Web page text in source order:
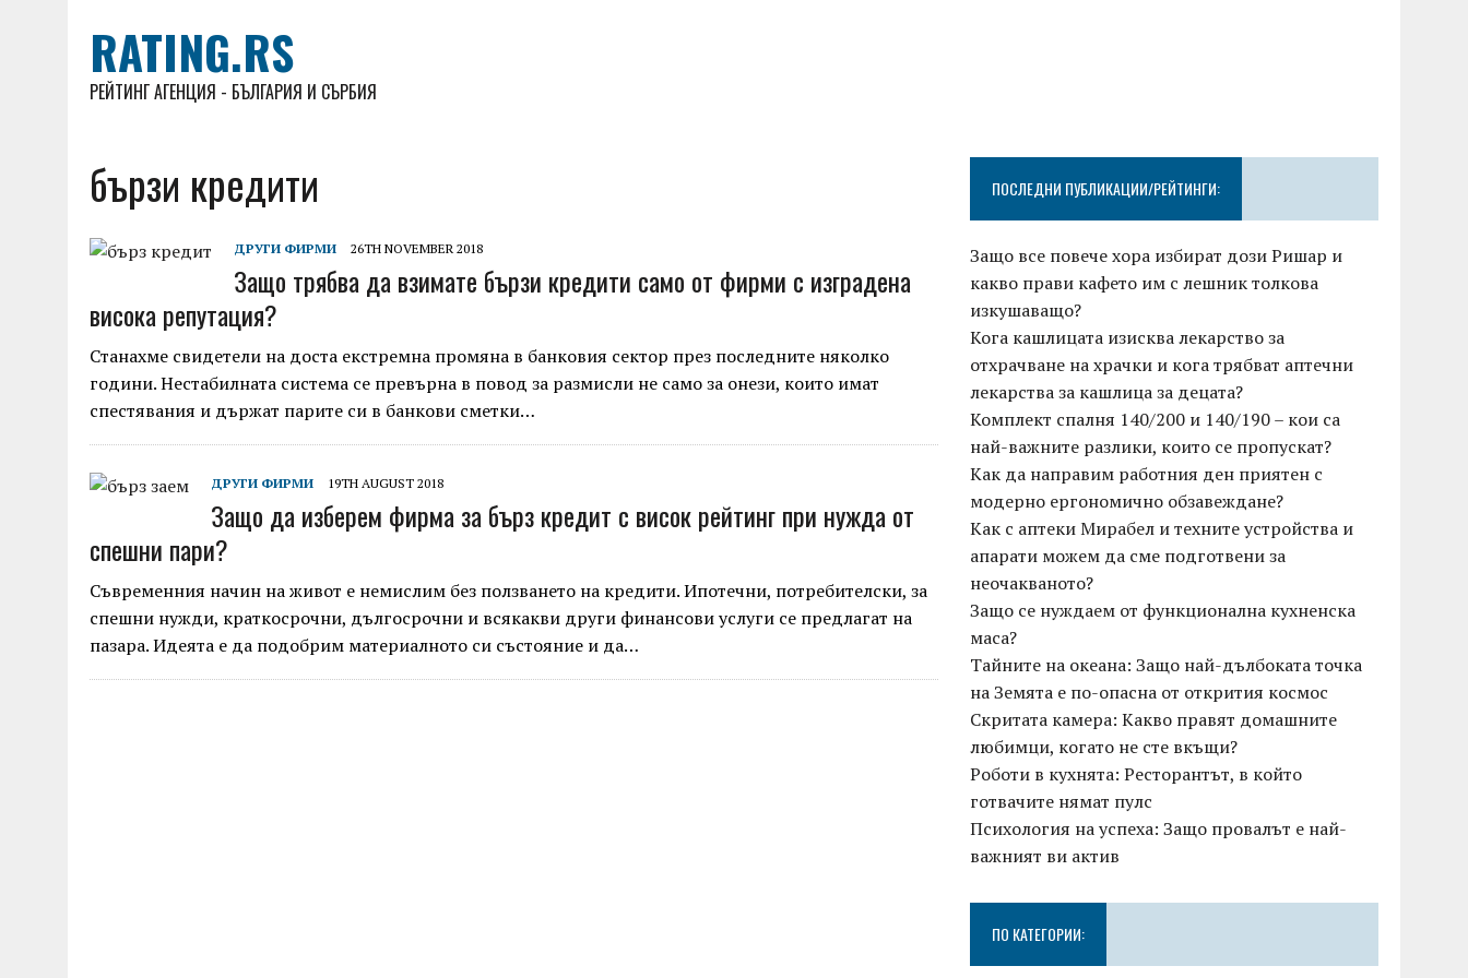
RATING.RS
РЕЙТИНГ АГЕНЦИЯ - БЪЛГАРИЯ И СЪРБИЯ
бързи кредити
ДРУГИ ФИРМИ 26TH NOVEMBER 2018
Защо трябва да взимате бързи кредити само от фирми с изградена
висока репутация?
Станахме свидетели на доста екстремна промяна в банковия сектор през последните няколко
години. Нестабилната система се превърна в повод за размисли не само за онези, които имат
спестявания и държат парите си в банкови сметки…
ДРУГИ ФИРМИ 19TH AUGUST 2018
Защо да изберем фирма за бърз кредит с висок рейтинг при нужда от
спешни пари?
Съвременния начин на живот е немислим без ползването на кредити. Ипотечни, потребителски, за
спешни нужди, краткосрочни, дългосрочни и всякакви други финансови услуги се предлагат на
пазара. Идеята е да подобрим материалното си състояние и да…
ПОСЛЕДНИ ПУБЛИКАЦИИ/РЕЙТИНГИ:
Защо все повече хора избират дози Ришар и
какво прави кафето им с лешник толкова
изкушаващо?
Кога кашлицата изисква лекарство за
отхрачване на храчки и кога трябват аптечни
лекарства за кашлица за децата?
Комплект спалня 140/200 и 140/190 – кои са
най-важните разлики, които се пропускат?
Как да направим работния ден приятен с
модерно ергономично обзавеждане?
Как с аптеки Мирабел и техните устройства и
апарати можем да сме подготвени за
неочакваното?
Защо се нуждаем от функционална кухненска
маса?
Тайните на океана: Защо най-дълбоката точка
на Земята е по-опасна от открития космос
Скритата камера: Какво правят домашните
любимци, когато не сте вкъщи?
Роботи в кухнята: Ресторантът, в който
готвачите нямат пулс
Психология на успеха: Защо провалът е най-
важният ви актив
ПО КАТЕГОРИИ: